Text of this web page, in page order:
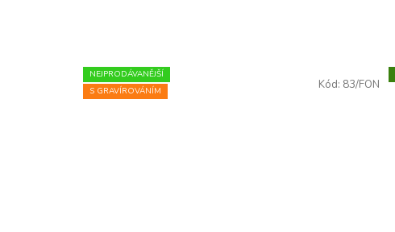
NEJPRODÁVANĚJŠÍ
S GRAVÍROVÁNÍM
Kód: 83/FON